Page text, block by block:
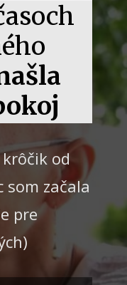
od
som začala
pre